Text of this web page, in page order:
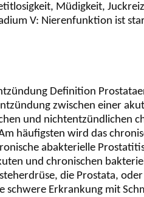
Müdigkeit,
V: Nierenfunktion ist
Definition
zwischen einer
und nichtentzündlichen
häufigsten wird das
abakterielle
und chronischen
die Prostata,
Erkrankung mit